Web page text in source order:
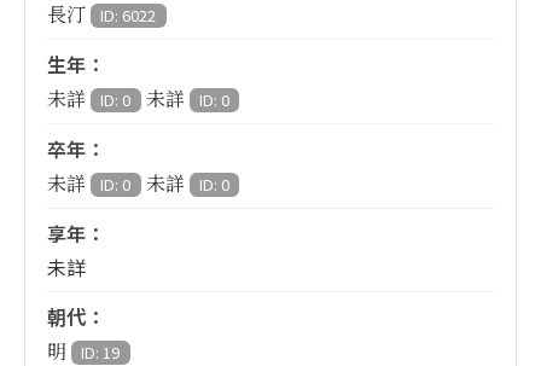
長汀 ID: 6022
生年：
未詳 ID: 0 未詳 ID: 0
卒年：
未詳 ID: 0 未詳 ID: 0
享年：
未詳
朝代：
明 ID: 19